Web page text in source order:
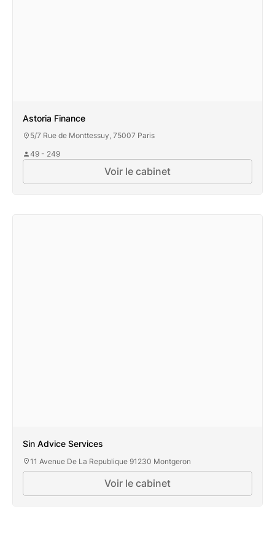
Astoria Finance
5/7 Rue de Monttessuy, 75007 Paris
49 - 249
Voir le cabinet
Sin Advice Services
11 Avenue De La Republique 91230 Montgeron
Voir le cabinet